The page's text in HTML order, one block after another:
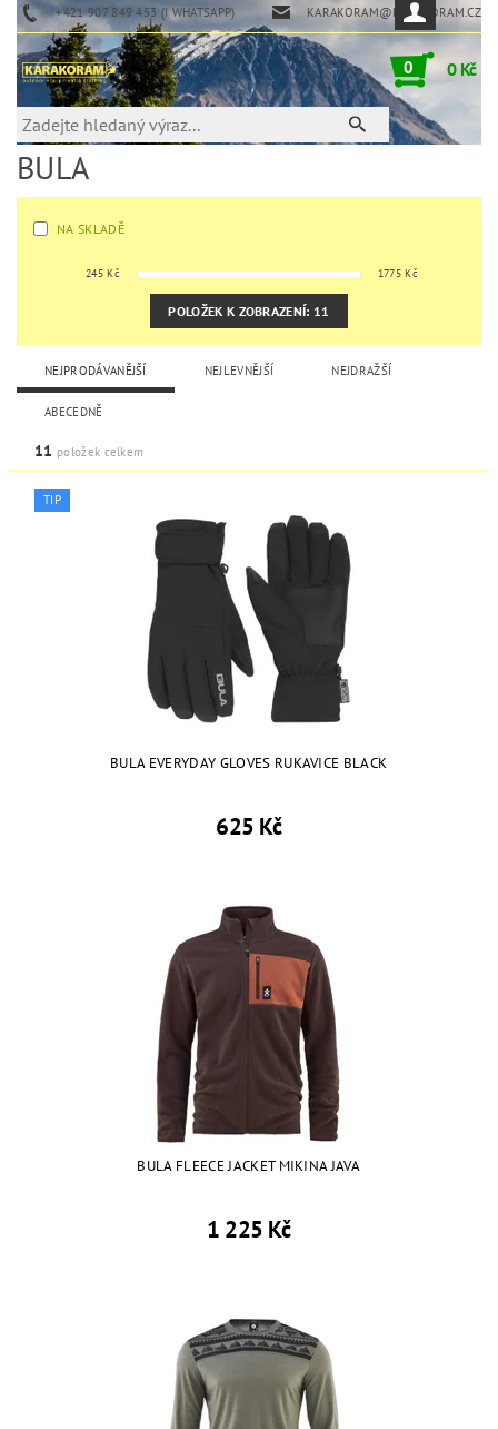
+421 907 849 453 (I WHATSAPP) KARAKORAM@KARAKORAM.CZ
0 0 Kč
BULA
NA SKLADĚ
245 Kč 1775 Kč
POLOŽEK K ZOBRAZENÍ: 11
NEJPRODÁVANĚJŠÍ NEJLEVNĚJŠÍ NEJDRAŽŠÍ
ABECEDNĚ
11 položek celkem
TIP
BULA EVERYDAY GLOVES RUKAVICE BLACK
625 Kč
BULA FLEECE JACKET MIKINA JAVA
1 225 Kč